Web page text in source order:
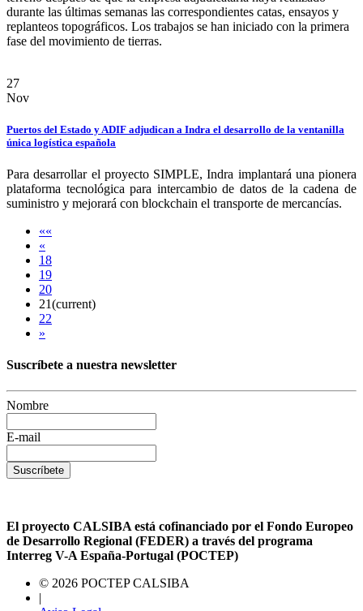
durante las últimas semanas las correspondientes catas, ensayos y
replanteos topográficos. Los trabajos se han iniciado con la primera
fase del movimiento de tierras.
27
Nov
Puertos del Estado y ADIF adjudican a Indra el desarrollo de la ventanilla
única logística española
Para desarrollar el proyecto SIMPLE, Indra implantará una pionera
plataforma tecnológica para intercambio de datos de la cadena de
suministro y mejorará con blockchain el transporte de mercancías.
««
«
18
19
20
21(current)
22
»
Suscríbete a nuestra newsletter
Nombre
E-mail
Suscríbete
El proyecto CALSIBA está cofinanciado por el Fondo Europeo
de Desarrollo Regional (FEDER) a través del programa
Interreg V-A España-Portugal (POCTEP)
© 2026 POCTEP CALSIBA
|